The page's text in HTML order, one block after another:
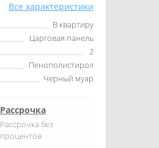
Все характеристики
В квартиру
Царговая панель
2
Пенополистирол
Черный муар
Рассрочка
Рассрочка без
процентов